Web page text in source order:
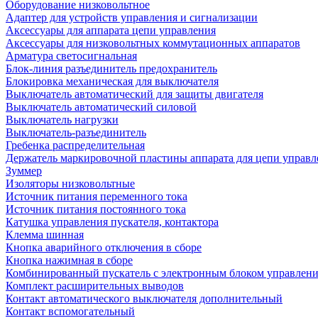
Оборудование низковольтное
Адаптер для устройств управления и сигнализации
Аксессуары для аппарата цепи управления
Аксессуары для низковольтных коммутационных аппаратов
Арматура светосигнальная
Блок-линия разъединитель предохранитель
Блокировка механическая для выключателя
Выключатель автоматический для защиты двигателя
Выключатель автоматический силовой
Выключатель нагрузки
Выключатель-разъединитель
Гребенка распределительная
Держатель маркировочной пластины аппарата для цепи
Зуммер
Изоляторы низковольтные
Источник питания переменного тока
Источник питания постоянного тока
Катушка управления пускателя, контактора
Клемма шинная
Кнопка аварийного отключения в сборе
Кнопка нажимная в сборе
Комбинированный пускатель с электронным блоком
Комплект расширительных выводов
Контакт автоматического выключателя дополнительный
Контакт вспомогательный